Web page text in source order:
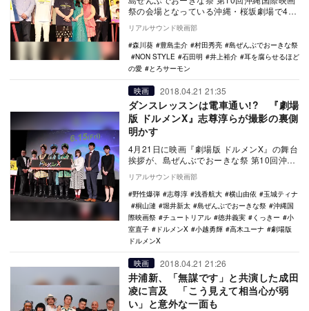
祭の会場となっている沖縄・桜坂劇場で4月
22日、映画『耳を腐らせるほどの愛』の初
上映が…
リアルサウンド映画部
森川葵
豊島圭介 村田秀亮
島ぜんぶでおーきな祭
NON STYLE
石田明 井上裕介
耳を腐らせるほど
の愛
とろサーモン
映画 2018.04.21 21:35
ダンスレッスンは電車通い!? 『劇場
版 ドルメンX』志尊淳らが撮影の裏側
明かす
4月21日に映画『劇場版 ドルメンX』の舞台
挨拶が、島ぜんぶでおーきな祭 第10回沖縄
国際映画祭にて行われ、志尊淳、浅香航
大、小…
リアルサウンド映画部
野性爆弾
志尊淳 浅香航大 横山由依
玉城ティナ
桐山漣
堀井新太 島ぜんぶでおーきな祭
沖縄国
際映画祭
チュートリアル 徳井義実 くっきー
小
室直子
ドルメンX 小越勇輝 高木ユーナ
劇場版
ドルメンX
映画 2018.04.21 21:26
井浦新、「無謀です」と共演した成田
凌に言及 「こう見えて相当心が弱
い」と意外な一面も